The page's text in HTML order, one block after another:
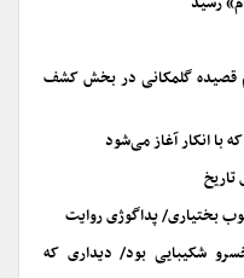
قصیده گلمکانی در بخش کشف
با انکار آغاز می‌شود
بختیاری/ پداگوژی روایت
خسرو شکیبایی بود/ دیداری که